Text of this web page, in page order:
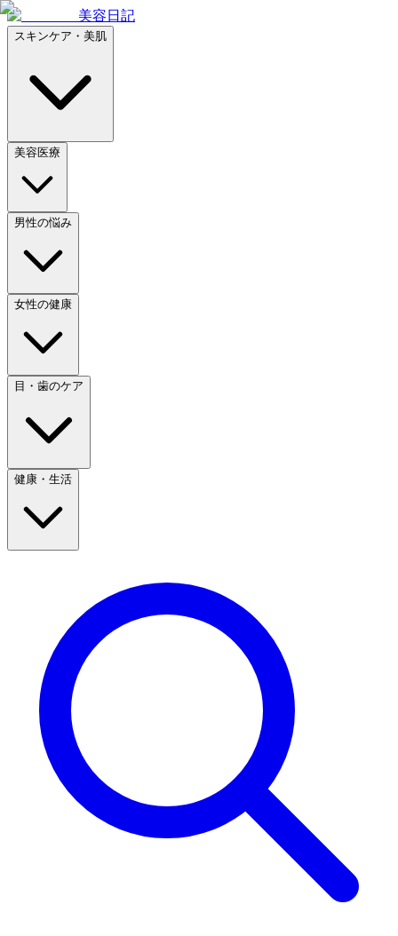
美容日記
スキンケア・美肌
美容医療
男性の悩み
女性の健康
目・歯のケア
健康・生活